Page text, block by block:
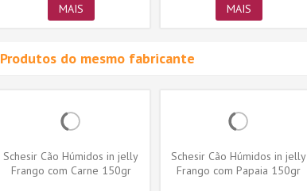
MAIS MAIS
Produtos do mesmo fabricante
Schesir Cão Húmidos in jelly
Frango com Carne 150gr
Schesir Cão Húmidos in jelly
Frango com Papaia 150gr